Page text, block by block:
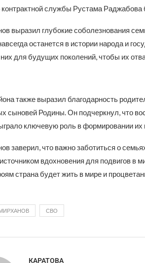
контрактной службы Рустама
выразил глубокие соболезнования
останется в истории народа и
для будущих поколений, чтобы их
также выразил благодарность
сыновей Родины. Он подчеркнул, что
ключевую роль в формировании их
заверил, что важно заботиться о
вдохновения для подвигов в
страна будет жить в мире и
СВО
КАРАТОВА